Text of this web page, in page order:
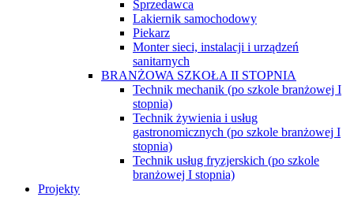
Sprzedawca
Lakiernik samochodowy
Piekarz
Monter sieci, instalacji i urządzeń
sanitarnych
BRANŻOWA SZKOŁA II STOPNIA
Technik mechanik (po szkole branżowej I
stopnia)
Technik żywienia i usług
gastronomicznych (po szkole branżowej I
stopnia)
Technik usług fryzjerskich (po szkole
branżowej I stopnia)
Projekty